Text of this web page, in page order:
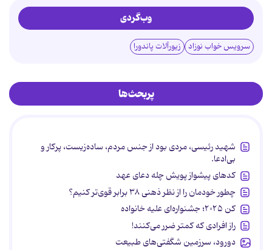
وب‌گردی
سرویس خواب نوزاد زیورآلات پاندورا
پربحث‌ها
شهید رئیسی، مردی بود از جنس مردم، ساده‌زیست، پرکار و
بی‌ادعا.
کدهای پیشواز پویش چله دعای عهد
چطور خودمان را از نظر ذهنی ۳۸ برابر قوی‌تر کنیم؟
کن ۲۰۲۵؛ جشنواره‌ای علیه خانواده
راز افرادی که کمتر ضرر می‌کنند!
دورود، سرزمین شگفتی‌های طبیعت